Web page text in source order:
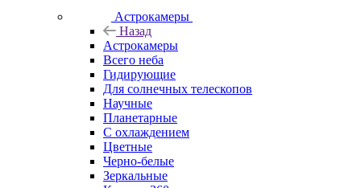
Астрокамеры
Назад
Астрокамеры
Всего неба
Гидирующие
Для солнечных телескопов
Научные
Планетарные
С охлаждением
Цветные
Черно-белые
Зеркальные